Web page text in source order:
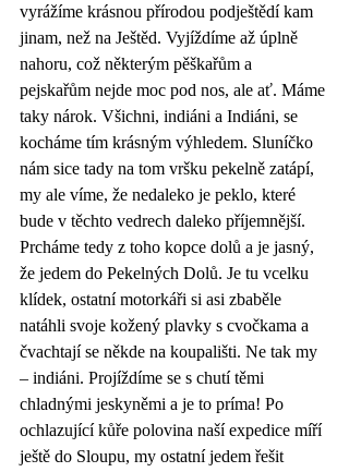
vyrážíme krásnou přírodou podještědí kam
jinam, než na Ještěd. Vyjíždíme až úplně
nahoru, což některým pěškařům a
pejskařům nejde moc pod nos, ale ať. Máme
taky nárok. Všichni, indiáni a Indiáni, se
kocháme tím krásným výhledem. Sluníčko
nám sice tady na tom vršku pekelně zatápí,
my ale víme, že nedaleko je peklo, které
bude v těchto vedrech daleko příjemnější.
Prcháme tedy z toho kopce dolů a je jasný,
že jedem do Pekelných Dolů. Je tu vcelku
klídek, ostatní motorkáři si asi zbaběle
natáhli svoje kožený plavky s cvočkama a
čvachtají se někde na koupališti. Ne tak my
– indiáni. Projíždíme se s chutí těmi
chladnými jeskyněmi a je to príma! Po
ochlazující kůře polovina naší expedice míří
ještě do Sloupu, my ostatní jedem řešit